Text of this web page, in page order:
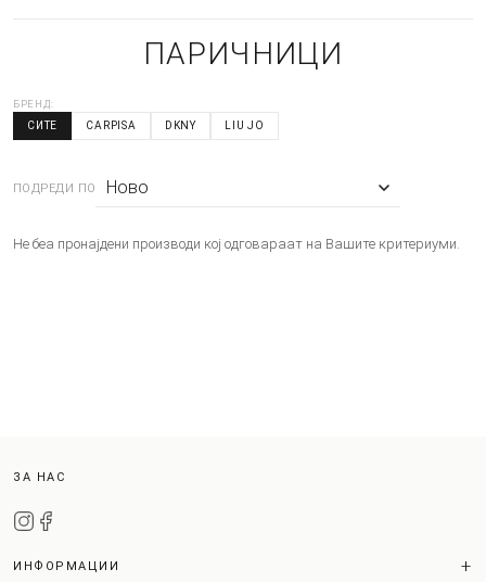
ПАРИЧНИЦИ
БРЕНД:
СИТЕ CARPISA DKNY LIU JO
ПОДРЕДИ ПО
Не беа пронајдени производи кој одговараат на Вашите критериуми.
ЗА НАС
ИНФОРМАЦИИ